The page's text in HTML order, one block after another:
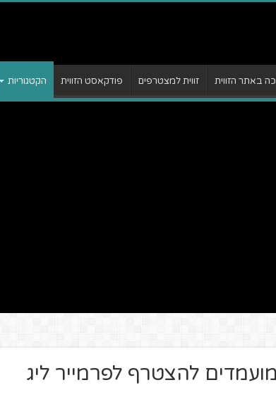
באתר הזווית זווית למצטרפים פודקאסט הזווית הקטגוריות
בקרוב באנגליה? 4 מועמדים להצטרף לפרמייר ליג